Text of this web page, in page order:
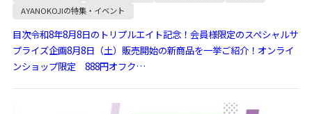
AYANOKOJIの特集・イベント
目次令和8年8月8日のトリプルエイト記念！会員様限定のスペシャルサ
プライズ企画8月8日（土）販売開始の新商品を一挙ご紹介！オンライ
ンショップ限定 888円オフク…